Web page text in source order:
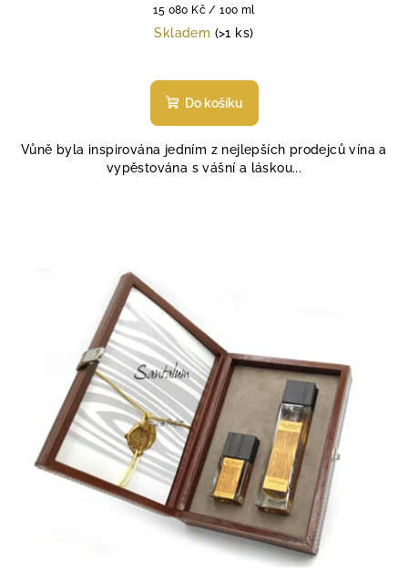
Měrná
cena:
15 080 Kč / 100 ml
Skladem (>1 ks)
hodnocení
produktu
z
5
Do košíku
Vůně byla inspirována jedním z nejlepších prodejců vína a
vypěstována s vášní a láskou...